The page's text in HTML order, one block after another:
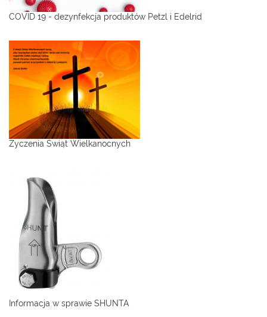
COVID 19 - dezynfekcja produktów Petzl i Edelrid
Życzenia Świąt Wielkanocnych
Informacja w sprawie SHUNTA